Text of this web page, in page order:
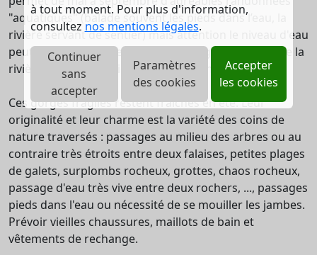
à tout moment. Pour plus d'information,
consultez nos mentions légales.
Continuer
sans
accepter
Paramètres
des cookies
Accepter
les cookies
"aquatiques" (balade souvent les pieds dans l’eau, la
rivière servant de sentier) mais attention le niveau d'eau
peut monter très vite : ne pas s'engager dans le lit de la
rivière après des pluies ni par temps menaçant.
Ces gorges fragiles restent fraîches en été. Leur
originalité et leur charme est la variété des coins de
nature traversés : passages au milieu des arbres ou au
contraire très étroits entre deux falaises, petites plages
de galets, surplombs rocheux, grottes, chaos rocheux,
passage d'eau très vive entre deux rochers, ..., passages
pieds dans l'eau ou nécessité de se mouiller les jambes.
Prévoir vieilles chaussures, maillots de bain et
vêtements de rechange.